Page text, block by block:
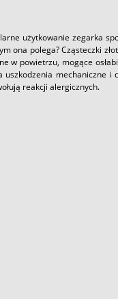
użytkowanie zegarka
ona polega? Cząsteczki
powietrzu, mogące
mechaniczne i
reakcji alergicznych.